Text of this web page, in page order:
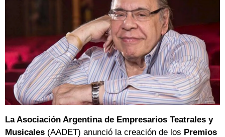
La Asociación Argentina de Empresarios Teatrales y
Musicales (AADET) anunció la creación de los Premios